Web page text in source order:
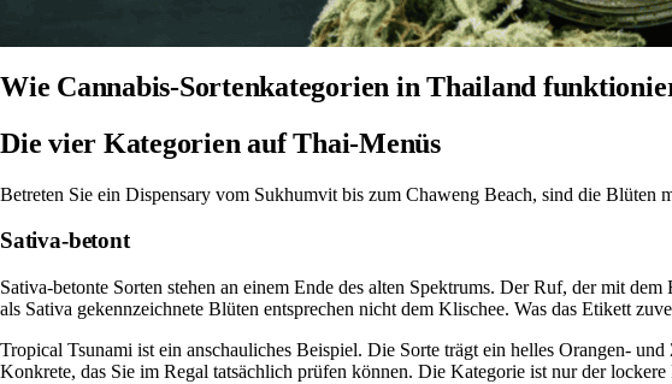
Wie Cannabis-Sortenkategorien in Thailand
Die vier Kategorien auf Thai-Menüs
Betreten Sie ein Dispensary vom Sukhumvit bis zum Chaweng Beach, sind die
Sativa-betont
Sativa-betonte Sorten stehen an einem Ende des alten Spektrums. Der Ruf, der mit
als Sativa gekennzeichnete Blüten entsprechen nicht dem Klischee. Was das Etikett
Tropical Tsunami ist ein anschauliches Beispiel. Die Sorte trägt ein helles Orangen-
Konkrete, das Sie im Regal tatsächlich prüfen können. Die Kategorie ist nur der